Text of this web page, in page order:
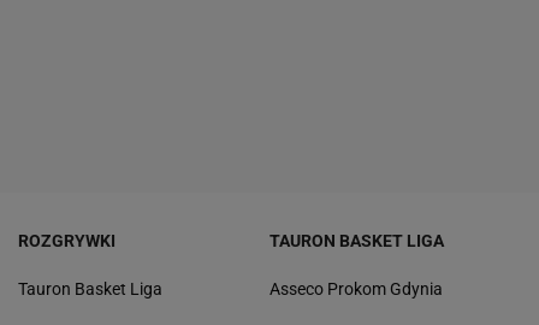
ROZGRYWKI
Tauron Basket Liga
TAURON BASKET LIGA
Asseco Prokom Gdynia